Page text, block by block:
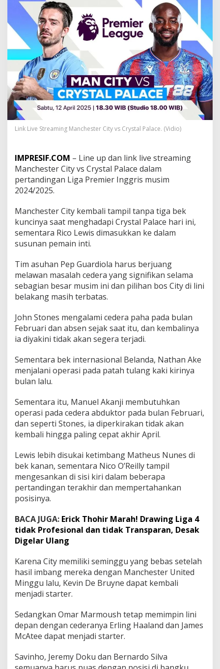
r
e
a
m
M
a
n
c
h
s
C
i
t
s
C
r
y
l
P
a
l
e
s
a
t
n
e
d
n
g
e
r
a
n
u
g
a
b
u
A
p
i
2
0
Link Live Streaming Manchester City vs Crystal Palace. (Vidio)
IMPRESIF.COM – Line up dan link live streaming
Manchester City vs Crystal Palace dalam
pertandingan Liga Premier Inggris musim
2024/2025.
Manchester City kembali tampil tanpa tiga bek
kuncinya saat menghadapi Crystal Palace hari ini,
sementara Rico Lewis dimasukkan ke dalam
susunan pemain inti.
Tim asuhan Pep Guardiola harus berjuang
melawan masalah cedera yang signifikan selama
sebagian besar musim ini dan pilihan bos City di lini
belakang masih terbatas.
John Stones mengalami cedera paha pada bulan
Februari dan absen sejak saat itu, dan kembalinya
ia diyakini tidak akan segera terjadi.
Sementara bek internasional Belanda, Nathan Ake
menjalani operasi pada patah tulang kaki kirinya
bulan lalu.
Sementara itu, Manuel Akanji membutuhkan
operasi pada cedera abduktor pada bulan Februari,
dan seperti Stones, ia diperkirakan tidak akan
kembali hingga paling cepat akhir April.
Lewis lebih disukai ketimbang Matheus Nunes di
bek kanan, sementara Nico O’Reilly tampil
mengesankan di sisi kiri dalam beberapa
pertandingan terakhir dan mempertahankan
posisinya.
BACA JUGA: Erick Thohir Marah! Drawing Liga 4
tidak Profesional dan tidak Transparan, Desak
Digelar Ulang
Karena City memiliki seminggu yang bebas setelah
hasil imbang mereka dengan Manchester United
Minggu lalu, Kevin De Bruyne dapat kembali
menjadi starter.
Sedangkan Omar Marmoush tetap memimpin lini
depan dengan cederanya Erling Haaland dan James
McAtee dapat menjadi starter.
Savinho, Jeremy Doku dan Bernardo Silva